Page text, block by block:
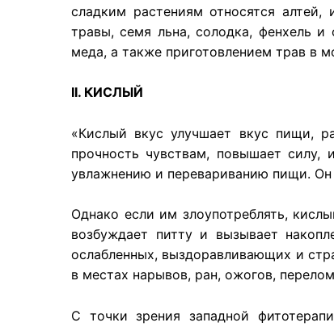
сладким растениям относятся
травы, семя льна, солодка, фенхель
меда, а также приготовлением трав в
II. КИСЛЫЙ
«Кислый вкус улучшает вкус пищи,
прочность чувствам, повышает силу,
увлажнению и перевариванию пищи. Он
Однако если им злоупотреблять,
возбуждает питту и вызывает
ослабленных, выздоравливающих и
в местах нарывов, ран, ожогов,
С точки зрения западной